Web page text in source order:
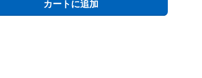
カートに追加